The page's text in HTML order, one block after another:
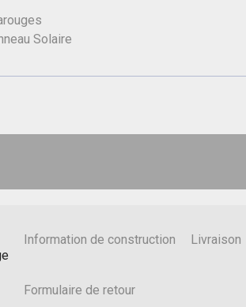
Solaire
Information de construction Livraison
Formulaire de retour